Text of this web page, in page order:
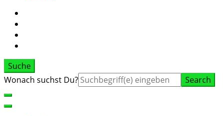
Suche
Suche
Wonach suchst Du?